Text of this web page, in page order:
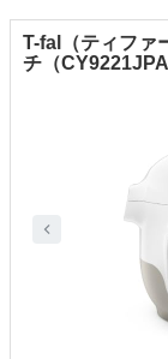
T-fal（ティファ
チ（CY9221JPA